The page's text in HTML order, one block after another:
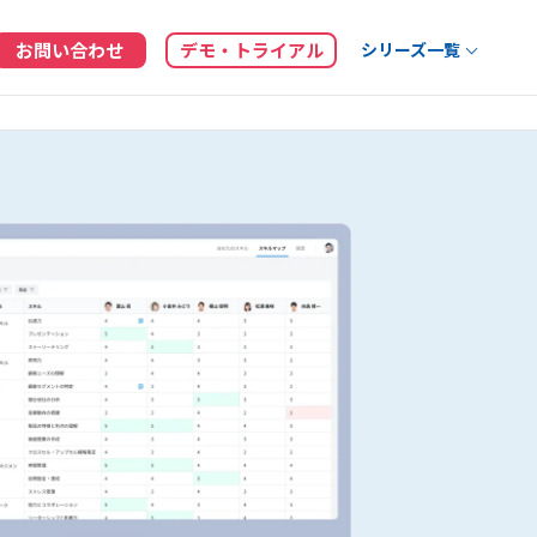
お問い合わせ デモ・トライアル シリーズ一覧